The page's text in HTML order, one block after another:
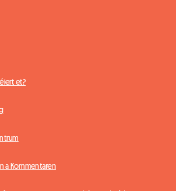
et?
a Kommentaren